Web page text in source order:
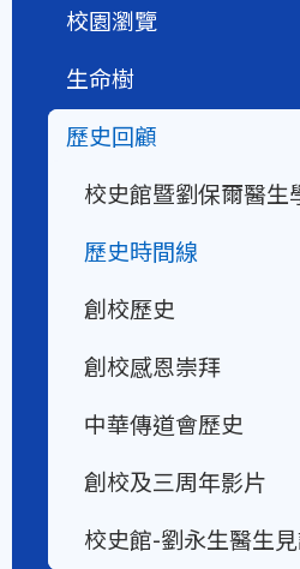
校園瀏覽
生命樹
歷史回顧
校史館暨劉保爾醫生
歷史時間線
創校歷史
創校感恩崇拜
中華傳道會歷史
創校及三周年影片
校史館-劉永生醫生